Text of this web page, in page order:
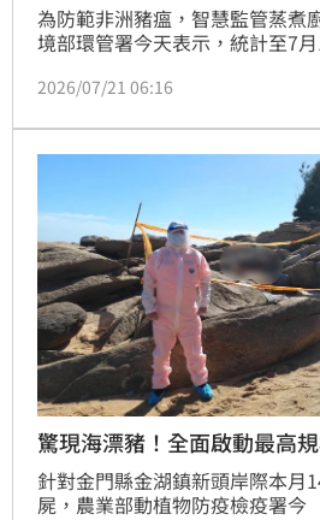
為防範非洲豬瘟，智慧監管蒸煮
境部環管署今天表示，統計至7
場、共9萬6000元。
2026/07/21 06:16
驚現海漂豬！全面啟動最高
針對金門縣金湖鎮新頭岸際本月
屍，農業部動植物防疫檢疫署今